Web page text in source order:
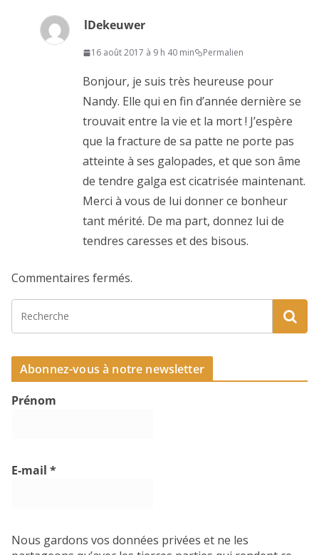
lDekeuwer
16 août 2017 à 9 h 40 min Permalien
Bonjour, je suis très heureuse pour
Nandy. Elle qui en fin d’année dernière se
trouvait entre la vie et la mort ! J’espère
que la fracture de sa patte ne porte pas
atteinte à ses galopades, et que son âme
de tendre galga est cicatrisée maintenant.
Merci à vous de lui donner ce bonheur
tant mérité. De ma part, donnez lui de
tendres caresses et des bisous.
Commentaires fermés.
Abonnez-vous à notre newsletter
Prénom
E-mail *
Nous gardons vos données privées et ne les